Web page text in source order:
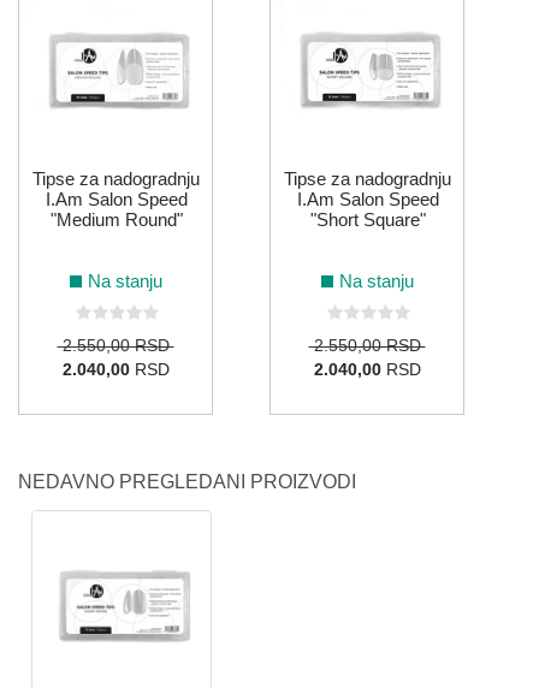
Tipse za nadogradnju
I.Am Salon Speed
"Medium Round"
Na stanju
2.550,00 RSD
2.040,00RSD
Tipse za nadogradnju
I.Am Salon Speed
"Short Square"
Na stanju
2.550,00 RSD
2.040,00RSD
NEDAVNO PREGLEDANI PROIZVODI